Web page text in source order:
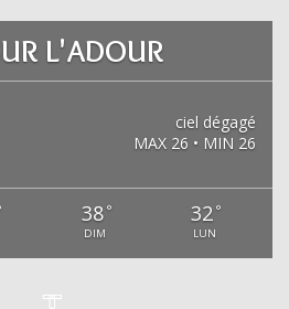
L'ADOUR
ciel dégagé
MAX 26 • MIN 26
38 °
DIM
32 °
LUN